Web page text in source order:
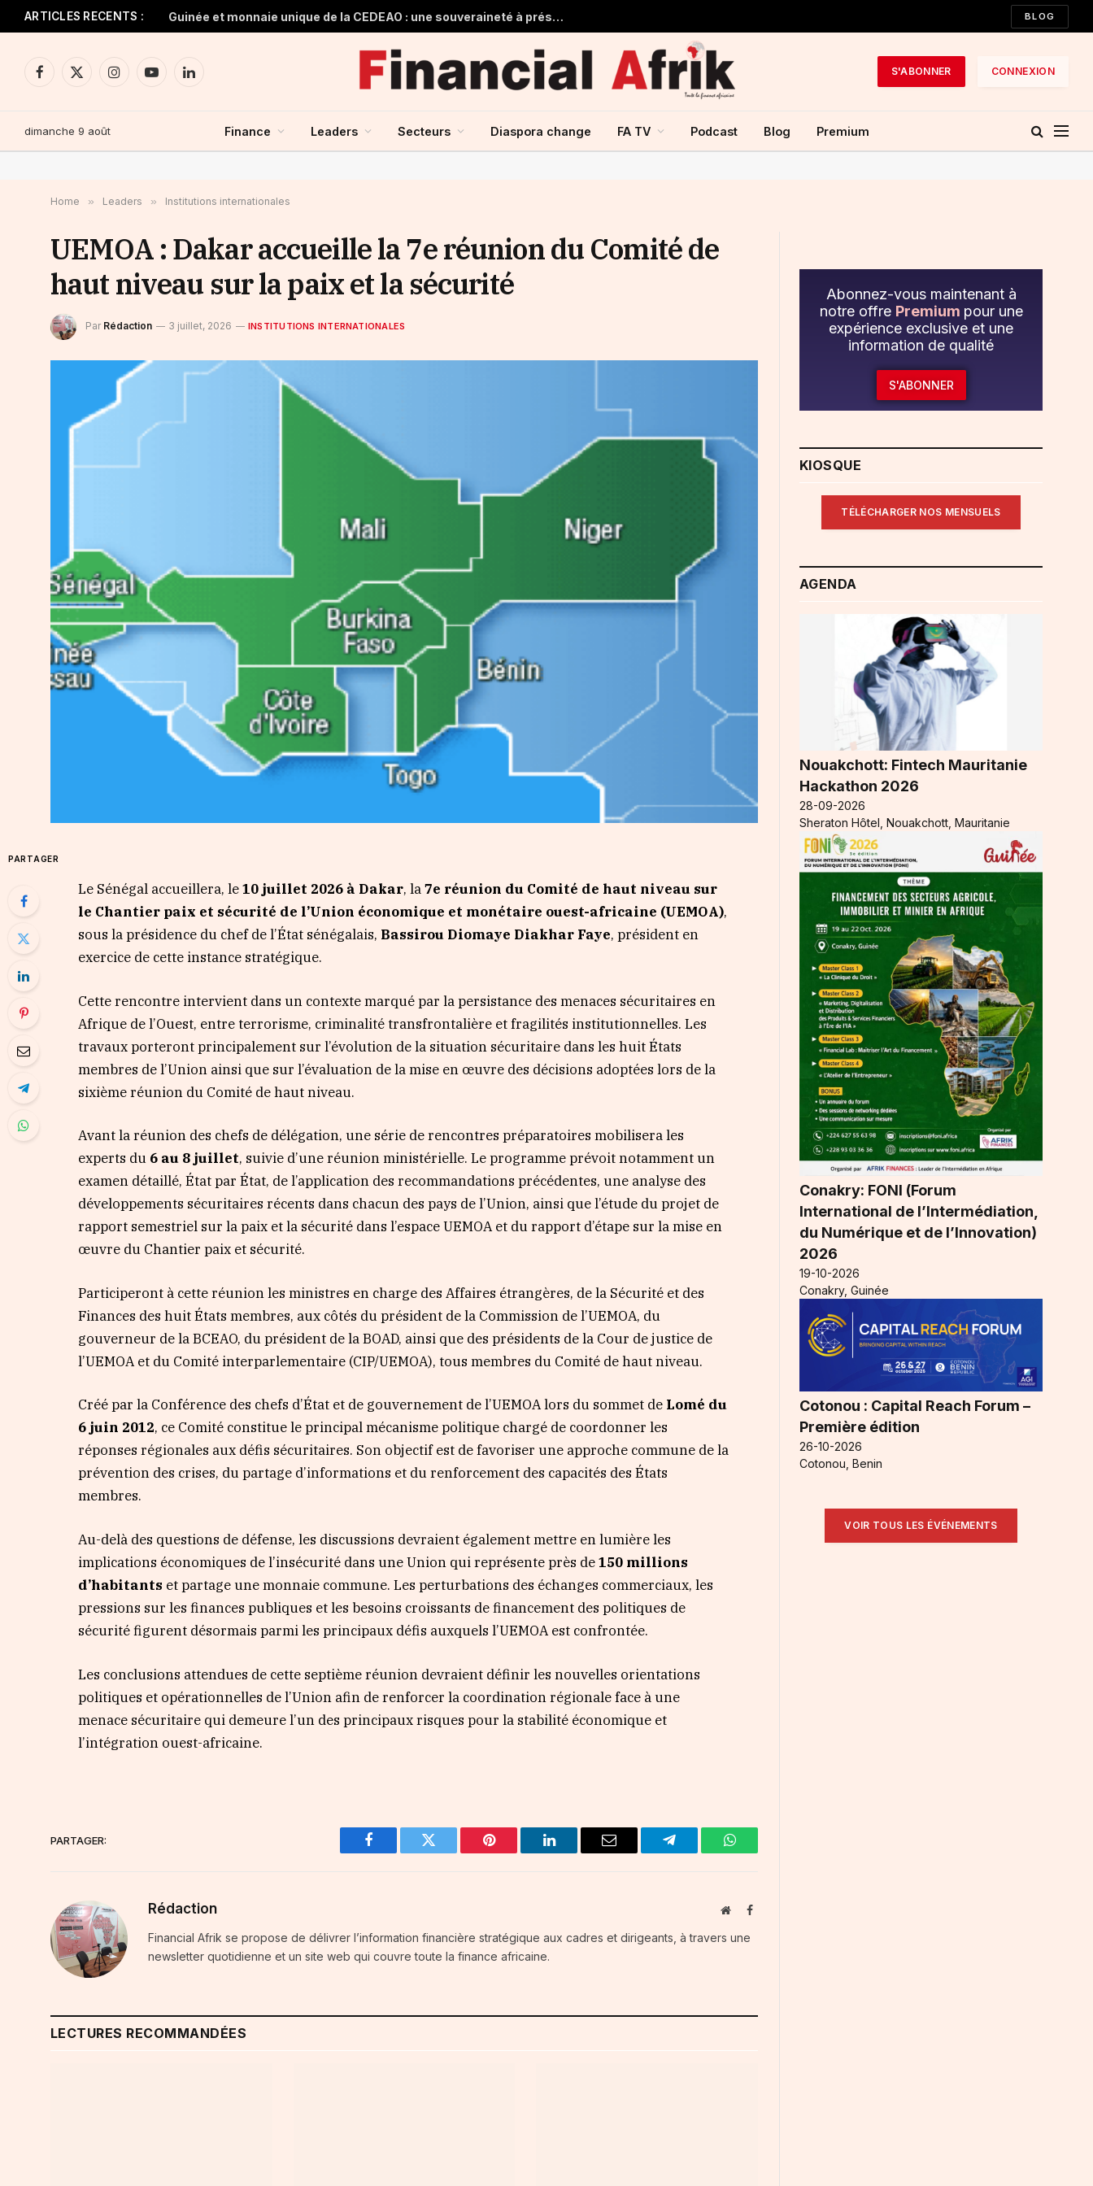
ARTICLES RECENTS : Guinée et monnaie unique de la CEDEAO : une souveraineté à préserver, une intégration à repenser BLOG
Facebook
X
InstagramYouTubeLinkedIn
S'ABONNER CONNEXION
dimanche 9 août Finance Leaders Secteurs Diaspora change FA TV Podcast Blog Premium
Home » Leaders » Institutions internationales
UEMOA : Dakar accueille la 7e réunion du Comité de
haut niveau sur la paix et la sécurité
Par Rédaction 3 juillet, 2026 INSTITUTIONS INTERNATIONALES
PARTAGER
Le Sénégal accueillera, le10 juillet 2026 à Dakar, la7e réunion du Comité de haut niveau sur
le Chantier paix et sécurité de l’Union économique et monétaire ouest-africaine (UEMOA),
sous la présidence du chef de l’État sénégalais, Bassirou Diomaye Diakhar Faye, président en
exercice de cette instance stratégique.
Cette rencontre intervient dans un contexte marqué par la persistance des menaces sécuritaires en
Afrique de l’Ouest, entre terrorisme, criminalité transfrontalière et fragilités institutionnelles. Les
travaux porteront principalement sur l’évolution de la situation sécuritaire dans les huit États
membres de l’Union ainsi que sur l’évaluation de la mise en œuvre des décisions adoptées lors de la
sixième réunion du Comité de haut niveau.
Avant la réunion des chefs de délégation, une série de rencontres préparatoires mobilisera les
experts du 6 au 8 juillet, suivie d’une réunion ministérielle. Le programme prévoit notamment un
examen détaillé, État par État, de l’application des recommandations précédentes, une analyse des
développements sécuritaires récents dans chacun des pays de l’Union, ainsi que l’étude du projet de
rapport semestriel sur la paix et la sécurité dans l’espace UEMOA et du rapport d’étape sur la mise en
œuvre du Chantier paix et sécurité.
Participeront à cette réunion les ministres en charge des Affaires étrangères, de la Sécurité et des
Finances des huit États membres, aux côtés du président de la Commission de l’UEMOA, du
gouverneur de la BCEAO, du président de la BOAD, ainsi que des présidents de la Cour de justice de
l’UEMOA et du Comité interparlementaire (CIP/UEMOA), tous membres du Comité de haut niveau.
Créé par la Conférence des chefs d’État et de gouvernement de l’UEMOA lors du sommet de Lomé du
6 juin 2012, ce Comité constitue le principal mécanisme politique chargé de coordonner les
réponses régionales aux défis sécuritaires. Son objectif est de favoriser une approche commune de la
prévention des crises, du partage d’informations et du renforcement des capacités des États
membres.
Au-delà des questions de défense, les discussions devraient également mettre en lumière les
implications économiques de l’insécurité dans une Union qui représente près de150 millions
d’habitants et partage une monnaie commune. Les perturbations des échanges commerciaux, les
pressions sur les finances publiques et les besoins croissants de financement des politiques de
sécurité figurent désormais parmi les principaux défis auxquels l’UEMOA est confrontée.
Les conclusions attendues de cette septième réunion devraient définir les nouvelles orientations
politiques et opérationnelles de l’Union afin de renforcer la coordination régionale face à une
menace sécuritaire qui demeure l’un des principaux risques pour la stabilité économique et
l’intégration ouest-africaine.
PARTAGER:
Facebook Twitter Pinterest LinkedIn Email Telegram WhatsApp
Rédaction WebsiteFacebook
Financial Afrik se propose de délivrer l’information financière stratégique aux cadres et dirigeants, à travers une
newsletter quotidienne et un site web qui couvre toute la finance africaine.
LECTURES RECOMMANDÉES
Abonnez-vous maintenant à
notre offre Premium pour une
expérience exclusive et une
information de qualité
S'ABONNER
KIOSQUE
TÉLÉCHARGER NOS MENSUELS
AGENDA
Nouakchott: Fintech Mauritanie
Hackathon 2026
28-09-2026
Sheraton Hôtel, Nouakchott, Mauritanie
Conakry: FONI (Forum
International de l’Intermédiation,
du Numérique et de l’Innovation)
2026
19-10-2026
Conakry, Guinée
Cotonou : Capital Reach Forum –
Première édition
26-10-2026
Cotonou, Benin
VOIR TOUS LES ÉVÉNEMENTS